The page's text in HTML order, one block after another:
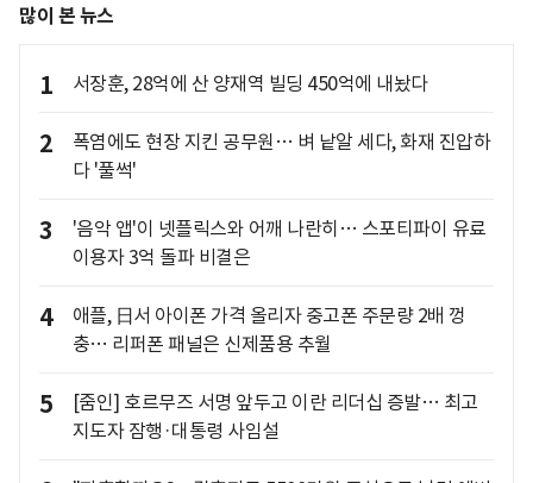
많이 본 뉴스
1 서장훈, 28억에 산 양재역 빌딩 450억에 내놨다
2
폭염에도 현장 지킨 공무원… 벼 낱알 세다, 화재 진압하
다 '풀썩'
3
'음악 앱'이 넷플릭스와 어깨 나란히… 스포티파이 유료
이용자 3억 돌파 비결은
4
애플, 日서 아이폰 가격 올리자 중고폰 주문량 2배 껑
충… 리퍼폰 패널은 신제품용 추월
5
[줌인] 호르무즈 서명 앞두고 이란 리더십 증발… 최고
지도자 잠행·대통령 사임설